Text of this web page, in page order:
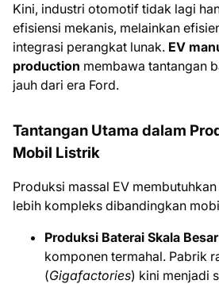
Kini, industri otomotif tidak lagi
efisiensi mekanis, melainkan
integrasi perangkat lunak. EV
production membawa tantangan
jauh dari era Ford.
Tantangan Utama dalam
Mobil Listrik
Produksi massal EV
lebih kompleks dibandingkan
Produksi Baterai Skala
komponen termahal. Pabrik
(Gigafactories) kini menjadi